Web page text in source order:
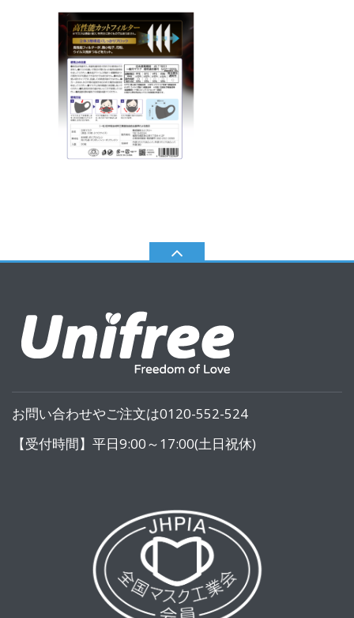
お問い合わせやご注文は0120-552-524
【受付時間】平日9:00～17:00(土日祝休)